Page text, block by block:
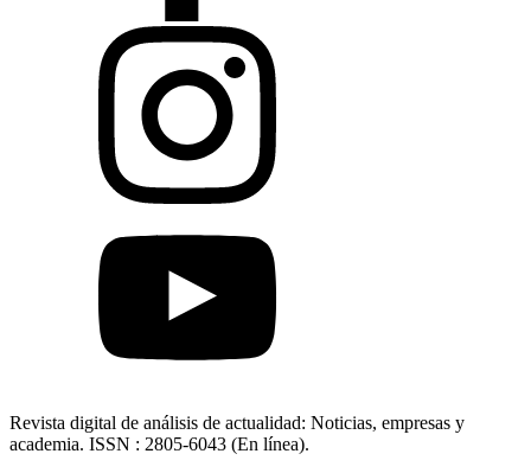
Revista digital de análisis de actualidad: Noticias, empresas y
academia. ISSN : 2805-6043 (En línea).